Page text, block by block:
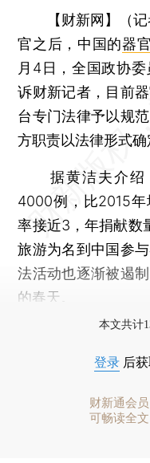
【财新网】（
官之后，中国的器
月4日，全国政协
诉财新记者，目前
台专门法律予以规
方职责以法律形式确
据黄洁夫介绍
4000例，比2015
率接近3，年捐献数
旅游为名到中国参
法活动也逐渐被遏
的春天。
本文共计
登录 后
财新通会员
可畅读全文